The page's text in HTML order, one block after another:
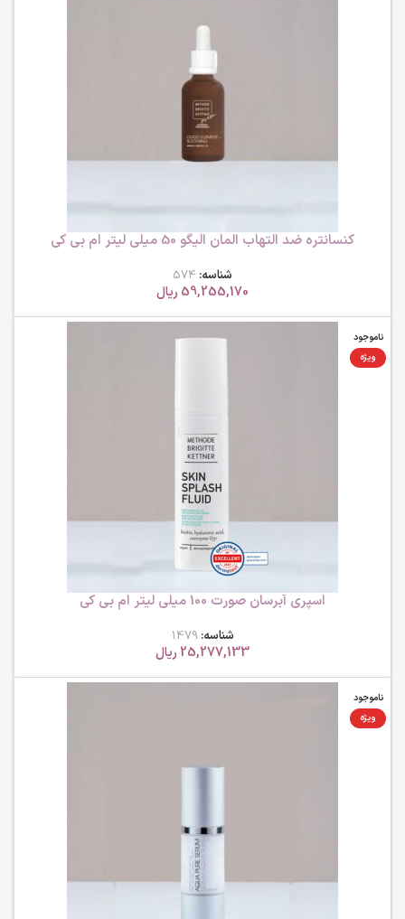
کنسانتره ضد التهاب المان الیگو 50 میلی لیتر ام بی کی
شناسه: 574
59,255,170 ریال
ناموجود
ویژه
اسپری آبرسان صورت 100 میلی لیتر ام بی کی
شناسه:1479
25,277,133 ریال
ناموجود
ویژه